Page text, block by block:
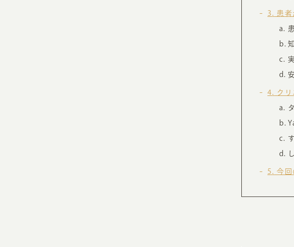
3 患
4 ク
5 今回